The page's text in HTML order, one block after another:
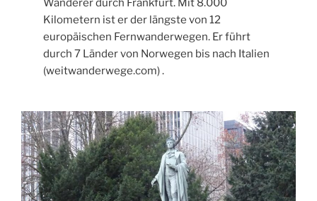
Wanderer durch Frankfurt. Mit 8.000
Kilometern ist er der längste von 12
europäischen Fernwanderwegen. Er führt
durch 7 Länder von Norwegen bis nach Italien
(weitwanderwege.com) .